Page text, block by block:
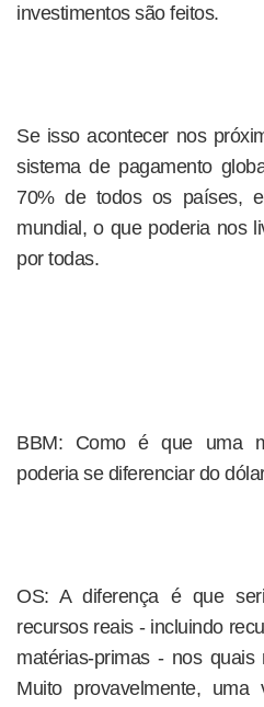
investimentos são feitos.
Se isso acontecer nos
sistema de pagamento
70% de todos os países,
mundial, o que poderia nos
por todas.
BBM: Como é que uma
poderia se diferenciar do
OS: A diferença é que
recursos reais - incluindo
matérias-primas - nos
Muito provavelmente,